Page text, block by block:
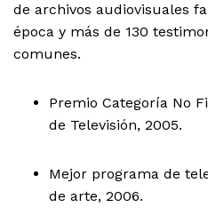
de archivos audiovisuales
época y más de 130
comunes.
Premio Categoría No
de Televisión, 2005.
Mejor programa de
de arte, 2006.